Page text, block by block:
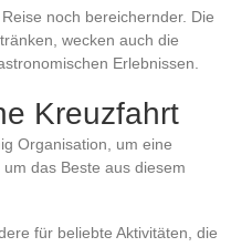
noch bereichernder. Die
wecken auch die
Erlebnissen.
Kreuzfahrt
Organisation, um eine
das Beste aus diesem
für beliebte Aktivitäten, die